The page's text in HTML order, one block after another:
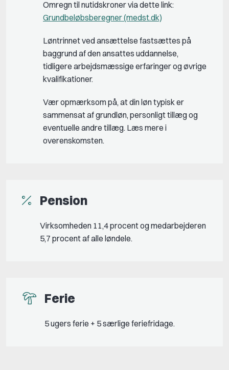
Omregn til nutidskroner via dette link:
Grundbeløbsberegner (medst.dk)
Løntrinnet ved ansættelse fastsættes på
baggrund af den ansattes uddannelse,
tidligere arbejdsmæssige erfaringer og øvrige
kvalifikationer.
Vær opmærksom på, at din løn typisk er
sammensat af grundløn, personligt tillæg og
eventuelle andre tillæg. Læs mere i
overenskomsten.
Pension
Virksomheden 11,4 procent og medarbejderen
5,7 procent af alle løndele.
Ferie
5 ugers ferie + 5 særlige feriefridage.